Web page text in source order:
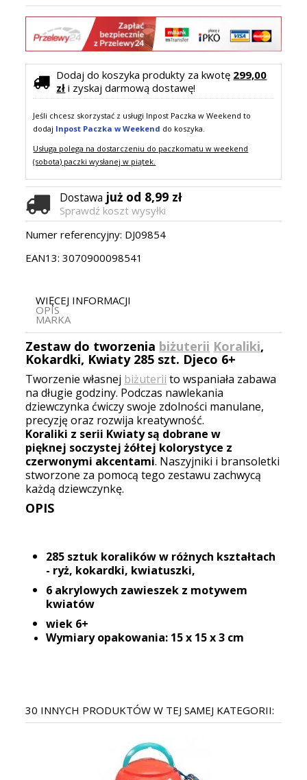
Dodaj do koszyka produkty za kwotę 299,00
zł i zyskaj darmową dostawę!
Jeśli chcesz skorzystać z usługi Inpost Paczka w Weekend to
dodaj Inpost Paczka w Weekend do koszyka.
Usługa polega na dostarczeniu do paczkomatu w weekend
(sobota) paczki wysłanej w piątek.
Dostawa już od 8,99 zł
Sprawdź koszt wysyłki
Numer referencyjny: DJ09854
EAN13: 3070900098541
WIĘCEJ INFORMACJI
OPIS
MARKA
Zestaw do tworzenia biżuterii Koraliki,
Kokardki, Kwiaty 285 szt. Djeco 6+
Tworzenie własnej biżuterii to wspaniała zabawa
na długie godziny. Podczas nawlekania
dziewczynka ćwiczy swoje zdolności manulane,
precyzję oraz rozwija kreatywność.
Koraliki z serii Kwiaty są dobrane w
pięknej soczystej żółtej kolorystyce z
czerwonymi akcentami. Naszyjniki i bransoletki
stworzone za pomocą tego zestawu zachwycą
każdą dziewczynkę.
OPIS
285 sztuk koralików w różnych kształtach
- ryż, kokardki, kwiatuszki,
6 akrylowych zawieszek z motywem
kwiatów
wiek 6+
Wymiary opakowania: 15 x 15 x 3 cm
30 INNYCH PRODUKTÓW W TEJ SAMEJ KATEGORII: